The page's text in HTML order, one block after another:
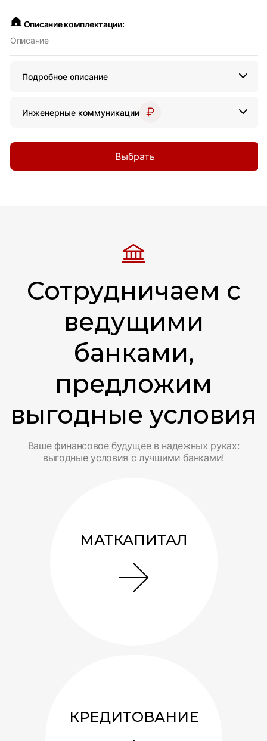
Описание комплектации:
Описание
Подробное описание
Инженерные коммуникации
Выбрать
Сотрудничаем с
ведущими
банками,
предложим
выгодные условия
Ваше финансовое будущее в надежных руках:
выгодные условия с лучшими банками!
МАТКАПИТАЛ
КРЕДИТОВАНИЕ